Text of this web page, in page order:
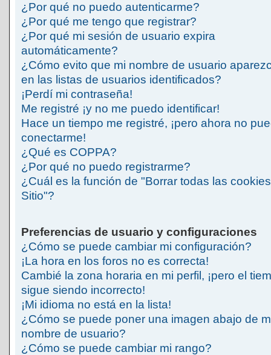
¿Por qué no puedo autenticarme?
¿Por qué me tengo que registrar?
¿Por qué mi sesión de usuario expira
automáticamente?
¿Cómo evito que mi nombre de usuario
en las listas de usuarios identificados?
¡Perdí mi contraseña!
Me registré ¡y no me puedo identificar!
Hace un tiempo me registré, ¡pero ahora no
conectarme!
¿Qué es COPPA?
¿Por qué no puedo registrarme?
¿Cuál es la función de "Borrar todas las
Sitio"?
Preferencias de usuario y configuraciones
¿Cómo se puede cambiar mi configuración?
¡La hora en los foros no es correcta!
Cambié la zona horaria en mi perfil, ¡pero el
sigue siendo incorrecto!
¡Mi idioma no está en la lista!
¿Cómo se puede poner una imagen abajo de
nombre de usuario?
¿Cómo se puede cambiar mi rango?